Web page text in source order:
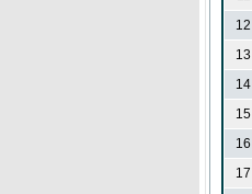
12
13
14
15
16
17